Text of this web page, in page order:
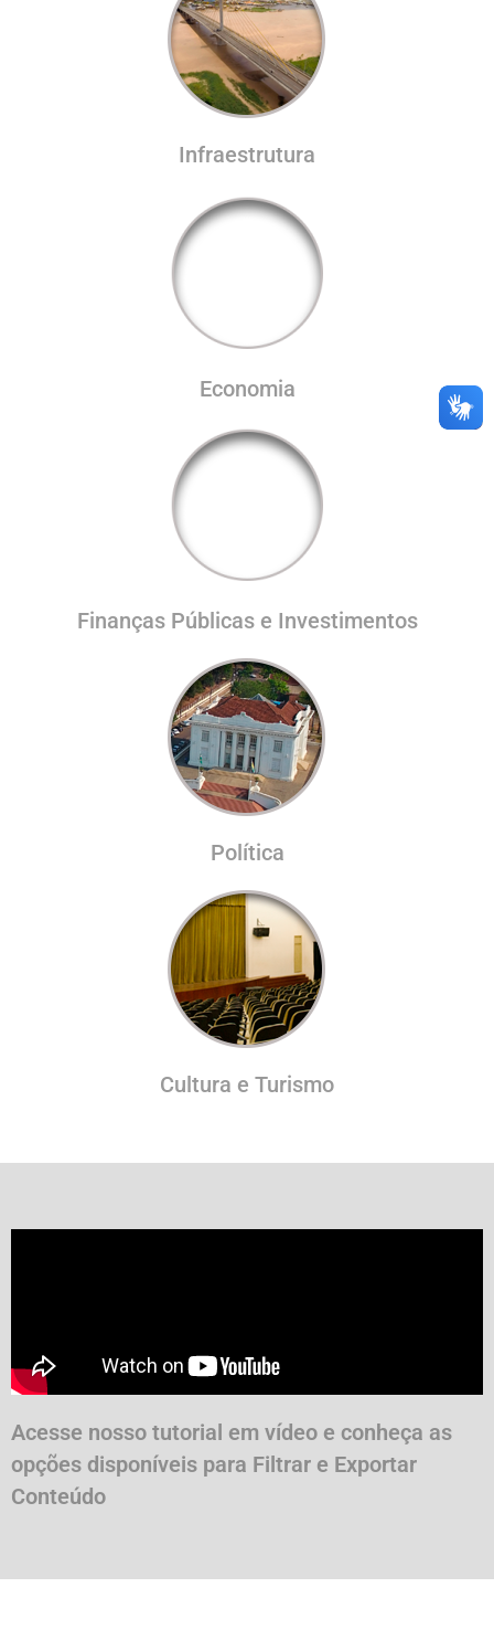
Infraestrutura
Economia
Finanças Públicas e Investimentos
Política
Cultura e Turismo
Acesse nosso tutorial em vídeo e conheça as
opções disponíveis para Filtrar e Exportar
Conteúdo